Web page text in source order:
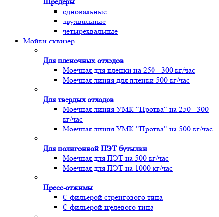
одновальные
двухвальные
четырехвальные
Мойки сквизер
Для пленочных отходов
Моечная для пленки на 250 - 300 кг/час
Моечная линия для пленки 500 кг/час
Для твердых отходов
Моечная линия УМК "Протва" на 250 - 300
кг/час
Моечная линия УМК "Протва" на 500 кг/час
Для полигонной ПЭТ бутылки
Моечная для ПЭТ на 500 кг/час
Моечная для ПЭТ на 1000 кг/час
Пресс-отжимы
С фильерой стренгового типа
С фильерой щелевого типа